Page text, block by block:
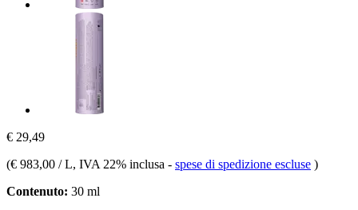
€ 29,49
(€ 983,00 / L, IVA 22% inclusa - spese di spedizione escluse )
Contenuto: 30 ml